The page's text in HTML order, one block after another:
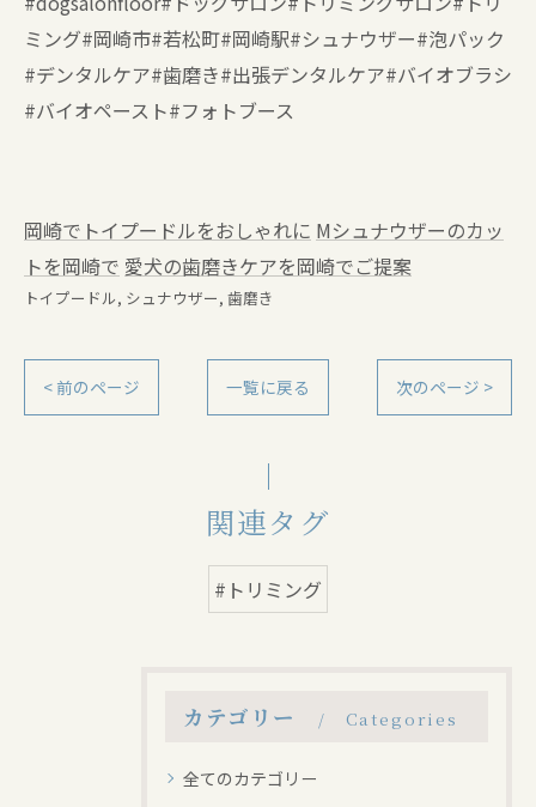
ミング#岡崎市#若松町#岡崎駅#シュナウザー#泡パック
#デンタルケア#歯磨き#出張デンタルケア#バイオブラシ
#バイオペースト#フォトブース
岡崎でトイプードルをおしゃれに Mシュナウザーのカッ
トを岡崎で 愛犬の歯磨きケアを岡崎でご提案
トイプードル シュナウザー 歯磨き
< 前のページ 一覧に戻る 次のページ >
関連タグ
#トリミング
カテゴリー Categories
全てのカテゴリー